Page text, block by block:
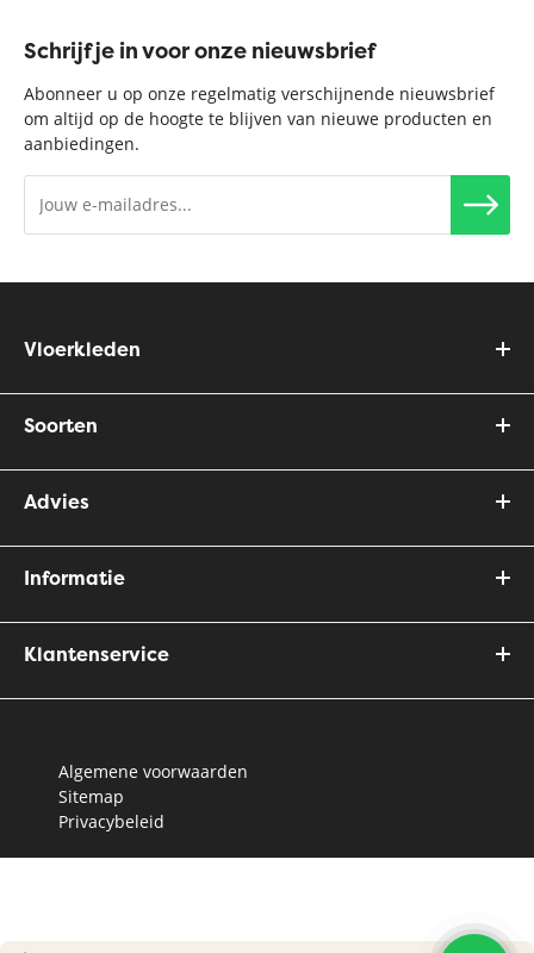
Schrijf je in voor onze nieuwsbrief
Abonneer u op onze regelmatig verschijnende nieuwsbrief
om altijd op de hoogte te blijven van nieuwe producten en
aanbiedingen.
Vloerkleden
Soorten
Advies
Informatie
Klantenservice
Algemene voorwaarden
Sitemap
Privacybeleid